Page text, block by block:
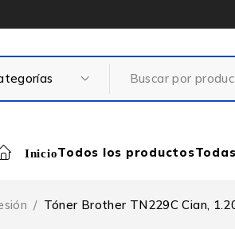
InicioTodos los productos
/ Tóner Brother TN229C Cian,